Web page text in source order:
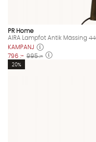
PR Home
AIRA Lampfot Antik Mässing
KAMPANJ
796 :- 995 :-
20%